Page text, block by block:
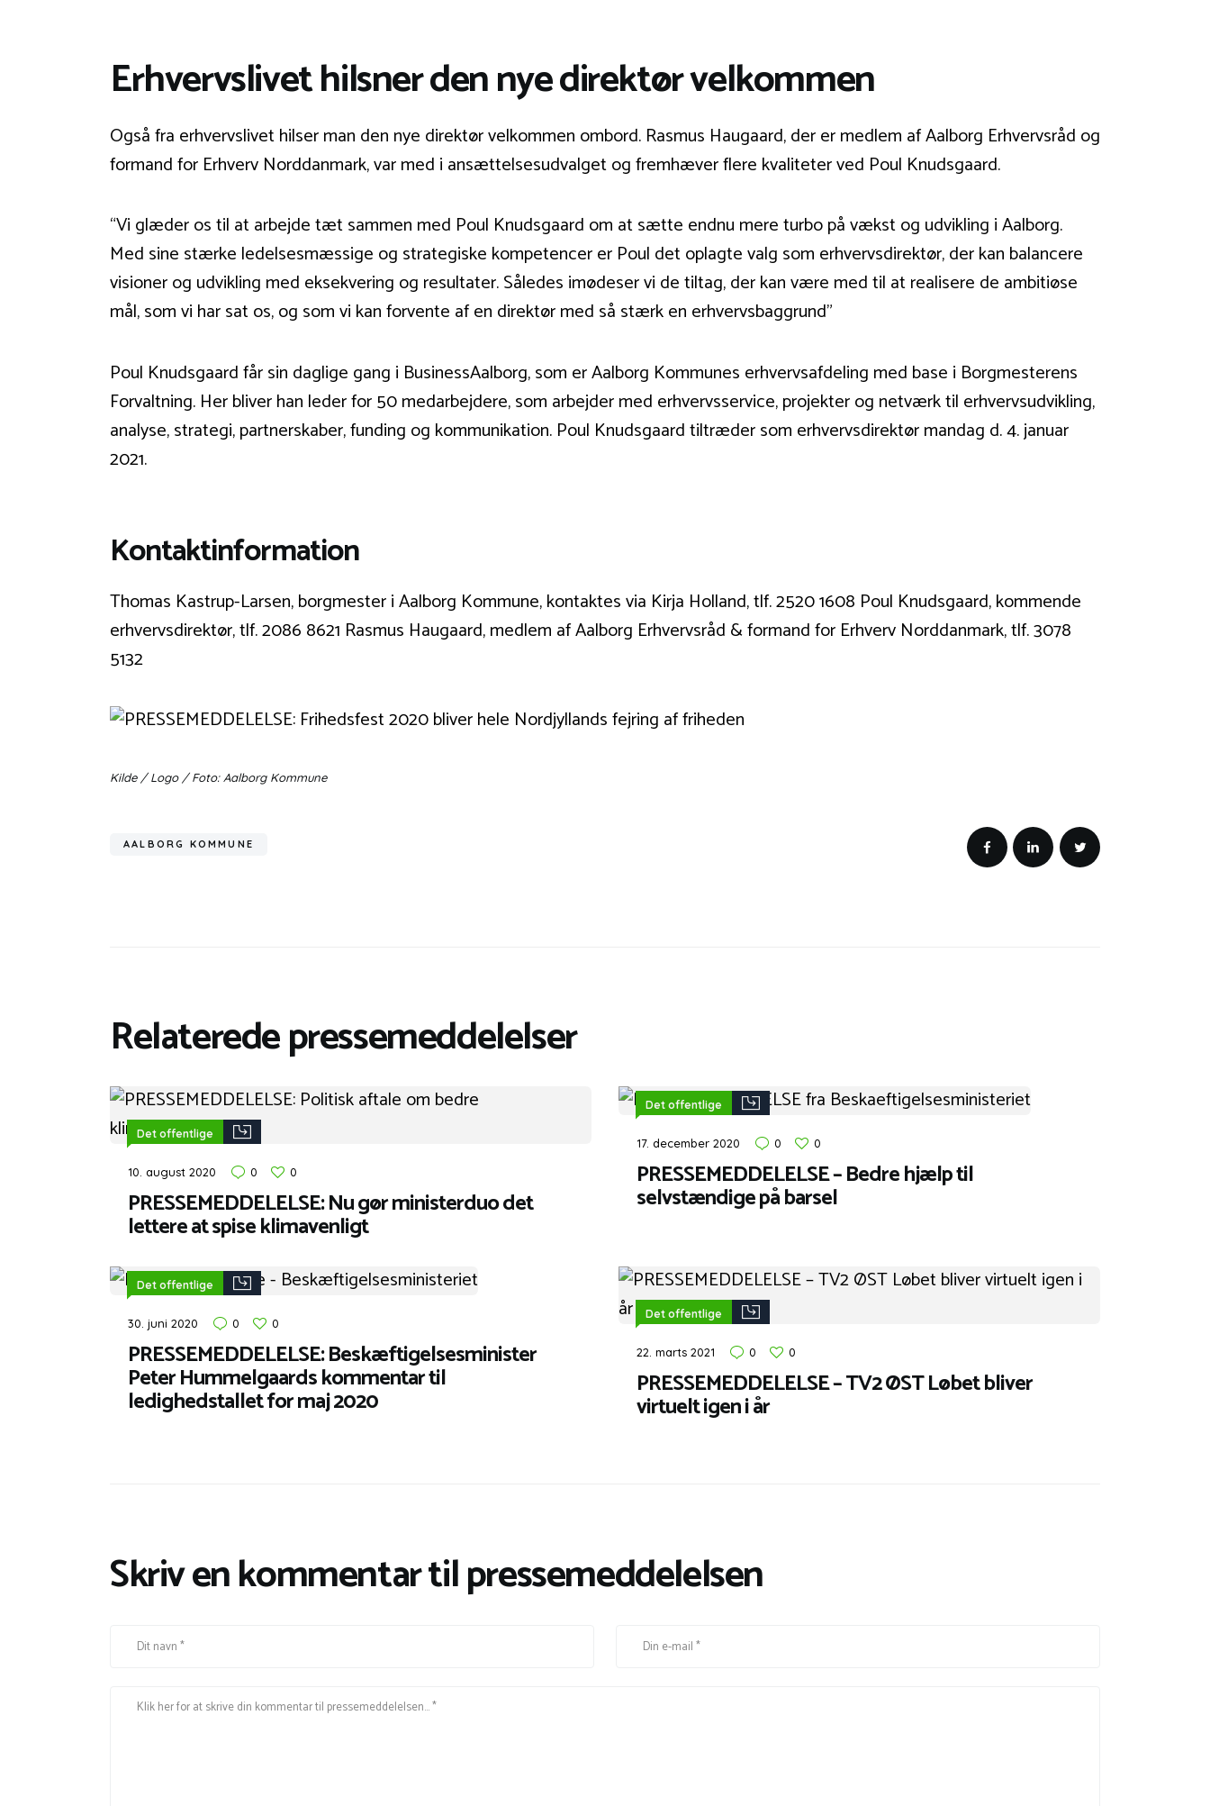
Erhvervslivet hilsner den nye direktør velkommen
Også fra erhvervslivet hilser man den nye direktør velkommen ombord. Rasmus Haugaard, der er medlem af Aalborg Erhvervsråd og
formand for Erhverv Norddanmark, var med i ansættelsesudvalget og fremhæver flere kvaliteter ved Poul Knudsgaard.
“Vi glæder os til at arbejde tæt sammen med Poul Knudsgaard om at sætte endnu mere turbo på vækst og udvikling i Aalborg.
Med sine stærke ledelsesmæssige og strategiske kompetencer er Poul det oplagte valg som erhvervsdirektør, der kan balancere
visioner og udvikling med eksekvering og resultater. Således imødeser vi de tiltag, der kan være med til at realisere de ambitiøse
mål, som vi har sat os, og som vi kan forvente af en direktør med så stærk en erhvervsbaggrund”
Poul Knudsgaard får sin daglige gang i BusinessAalborg, som er Aalborg Kommunes erhvervsafdeling med base i Borgmesterens
Forvaltning. Her bliver han leder for 50 medarbejdere, som arbejder med erhvervsservice, projekter og netværk til erhvervsudvikling,
analyse, strategi, partnerskaber, funding og kommunikation. Poul Knudsgaard tiltræder som erhvervsdirektør mandag d. 4. januar
2021.
Kontaktinformation
Thomas Kastrup-Larsen, borgmester i Aalborg Kommune, kontaktes via Kirja Holland, tlf. 2520 1608 Poul Knudsgaard, kommende
erhvervsdirektør, tlf. 2086 8621 Rasmus Haugaard, medlem af Aalborg Erhvervsråd & formand for Erhverv Norddanmark, tlf. 3078
5132
Kilde / Logo / Foto: Aalborg Kommune
AALBORG KOMMUNE
Relaterede pressemeddelelser
Det offentlige
10. august 2020 0 0
PRESSEMEDDELELSE: Nu gør ministerduo det
lettere at spise klimavenligt
Det offentlige
17. december 2020 0 0
PRESSEMEDDELELSE – Bedre hjælp til
selvstændige på barsel
Det offentlige
30. juni 2020 0 0
PRESSEMEDDELELSE: Beskæftigelsesminister
Peter Hummelgaards kommentar til
ledighedstallet for maj 2020
Det offentlige
22. marts 2021 0 0
PRESSEMEDDELELSE – TV2 ØST Løbet bliver
virtuelt igen i år
Skriv en kommentar til pressemeddelelsen